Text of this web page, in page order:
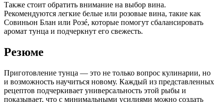
Также стоит обратить внимание на выбор вина.
Рекомендуются легкие белые или розовые вина, такие как
Совиньон Блан или Розé, которые помогут сбалансировать
аромат тунца и подчеркнут его свежесть.
Резюме
Приготовление тунца — это не только вопрос кулинарии, но
и возможность научиться новому. Каждый из представленных
рецептов подчеркивает универсальность этой рыбы и
показывает, что с минимальными усилиями можно создать